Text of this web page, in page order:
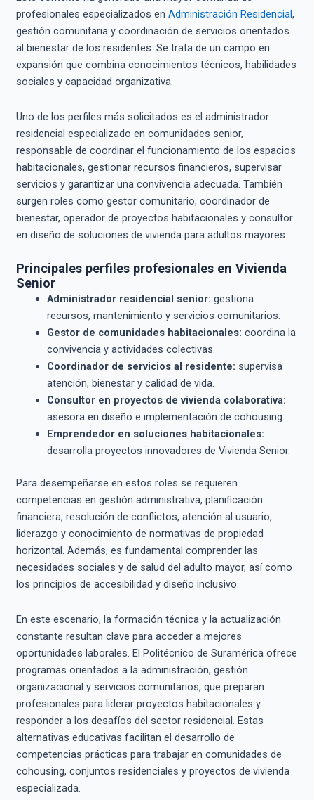
profesionales especializados en Administración Residencial,
gestión comunitaria y coordinación de servicios orientados
al bienestar de los residentes. Se trata de un campo en
expansión que combina conocimientos técnicos, habilidades
sociales y capacidad organizativa.
Uno de los perfiles más solicitados es el administrador
residencial especializado en comunidades senior,
responsable de coordinar el funcionamiento de los espacios
habitacionales, gestionar recursos financieros, supervisar
servicios y garantizar una convivencia adecuada. También
surgen roles como gestor comunitario, coordinador de
bienestar, operador de proyectos habitacionales y consultor
en diseño de soluciones de vivienda para adultos mayores.
Principales perfiles profesionales en Vivienda
Senior
Administrador residencial senior: gestiona
recursos, mantenimiento y servicios comunitarios.
Gestor de comunidades habitacionales: coordina la
convivencia y actividades colectivas.
Coordinador de servicios al residente: supervisa
atención, bienestar y calidad de vida.
Consultor en proyectos de vivienda colaborativa:
asesora en diseño e implementación de cohousing.
Emprendedor en soluciones habitacionales:
desarrolla proyectos innovadores de Vivienda Senior.
Para desempeñarse en estos roles se requieren
competencias en gestión administrativa, planificación
financiera, resolución de conflictos, atención al usuario,
liderazgo y conocimiento de normativas de propiedad
horizontal. Además, es fundamental comprender las
necesidades sociales y de salud del adulto mayor, así como
los principios de accesibilidad y diseño inclusivo.
En este escenario, la formación técnica y la actualización
constante resultan clave para acceder a mejores
oportunidades laborales. El Politécnico de Suramérica ofrece
programas orientados a la administración, gestión
organizacional y servicios comunitarios, que preparan
profesionales para liderar proyectos habitacionales y
responder a los desafíos del sector residencial. Estas
alternativas educativas facilitan el desarrollo de
competencias prácticas para trabajar en comunidades de
cohousing, conjuntos residenciales y proyectos de vivienda
especializada.